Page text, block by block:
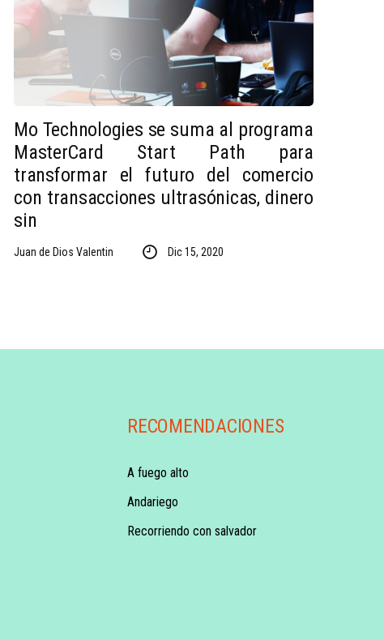
Mo Technologies se suma al programa
MasterCard Start Path para
transformar el futuro del comercio
con transacciones ultrasónicas, dinero
sin
Juan de Dios Valentin Dic 15, 2020
RECOMENDACIONES
A fuego alto
Andariego
Recorriendo con salvador